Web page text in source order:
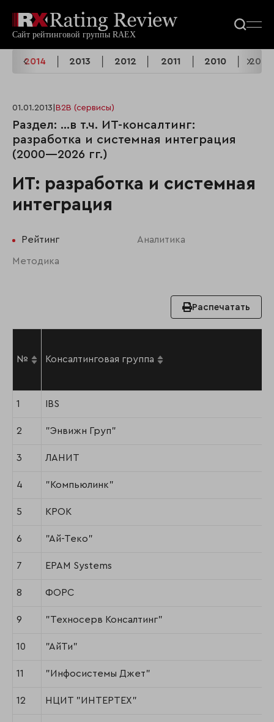
2014 2013 2012 2011 2010 2009
01.01.2013 B2B (сервисы)
Раздел: …в т.ч. ИТ-консалтинг:
разработка и системная интеграция
(2000—2026 гг.)
ИТ: разработка и системная
интеграция
Рейтинг Аналитика
Методика
Распечатать
№ Консалтинговая группа
1 IBS
2 "Энвижн Груп"
3 ЛАНИТ
4 "Компьюлинк"
5 КРОК
6 "Ай-Теко"
7 EPAM Systems
8 ФОРС
9 "Техносерв Консалтинг"
10 "АйТи"
11 "Инфосистемы Джет"
12 НЦИТ "ИНТЕРТЕХ"